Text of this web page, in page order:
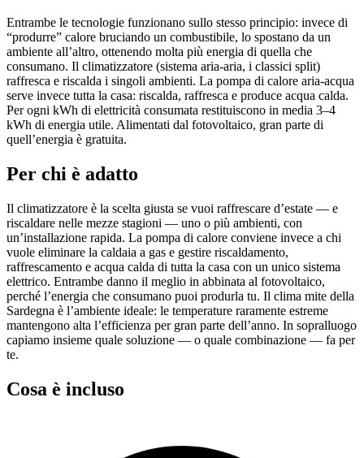
Entrambe le tecnologie funzionano sullo stesso principio: invece di
“produrre” calore bruciando un combustibile, lo spostano da un
ambiente all’altro, ottenendo molta più energia di quella che
consumano. Il climatizzatore (sistema aria-aria, i classici split)
raffresca e riscalda i singoli ambienti. La pompa di calore aria-acqua
serve invece tutta la casa: riscalda, raffresca e produce acqua calda.
Per ogni kWh di elettricità consumata restituiscono in media 3–4
kWh di energia utile. Alimentati dal fotovoltaico, gran parte di
quell’energia è gratuita.
Per chi è adatto
Il climatizzatore è la scelta giusta se vuoi raffrescare d’estate — e
riscaldare nelle mezze stagioni — uno o più ambienti, con
un’installazione rapida. La pompa di calore conviene invece a chi
vuole eliminare la caldaia a gas e gestire riscaldamento,
raffrescamento e acqua calda di tutta la casa con un unico sistema
elettrico. Entrambe danno il meglio in abbinata al fotovoltaico,
perché l’energia che consumano puoi produrla tu. Il clima mite della
Sardegna è l’ambiente ideale: le temperature raramente estreme
mantengono alta l’efficienza per gran parte dell’anno. In sopralluogo
capiamo insieme quale soluzione — o quale combinazione — fa per
te.
Cosa è incluso